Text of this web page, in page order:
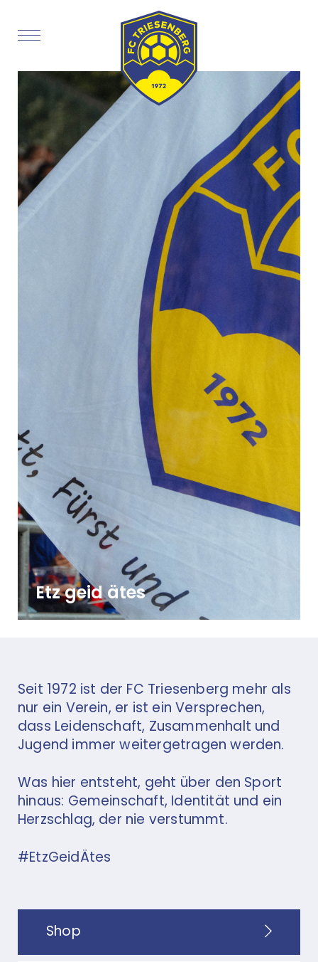
Etz geid ätes
Seit 1972 ist der FC Triesenberg mehr als
nur ein Verein, er ist ein Versprechen,
dass Leidenschaft, Zusammenhalt und
Jugend immer weitergetragen werden.
Was hier entsteht, geht über den Sport
hinaus: Gemeinschaft, Identität und ein
Herzschlag, der nie verstummt.
#EtzGeidÄtes
Shop